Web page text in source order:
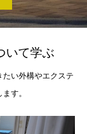
いて学ぶ
い外構やエクステ
す。